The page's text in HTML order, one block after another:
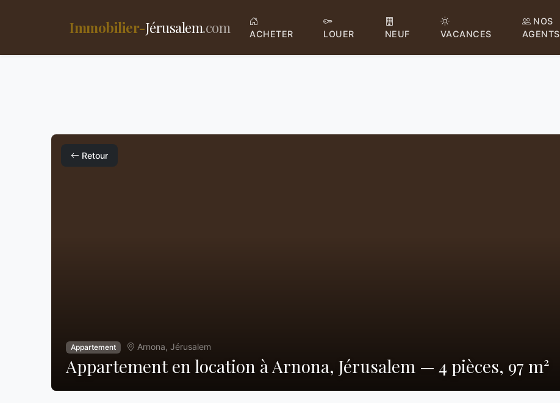
Immobilier-Jérusalem.com ACHETER LOUER NEUF VACANCES
NOS
AGENTS
Retour
Appartement Arnona, Jérusalem
Appartement en location à Arnona, Jérusalem — 4 pièces, 97 m²